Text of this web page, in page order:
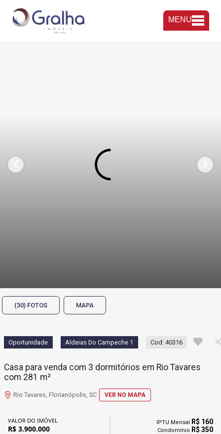
MENU
(30) FOTOS MAPA
Oportunidade Aldeias Do Campeche 1 Cod: 40316
Casa para venda com 3 dormitórios em Rio Tavares
com 281 m²
Rio Tavares, Florianópolis, SC VER NO MAPA
VALOR DO IMÓVEL
R$ 3.900.000
IPTU Mensal R$ 160
Condomínio R$ 350